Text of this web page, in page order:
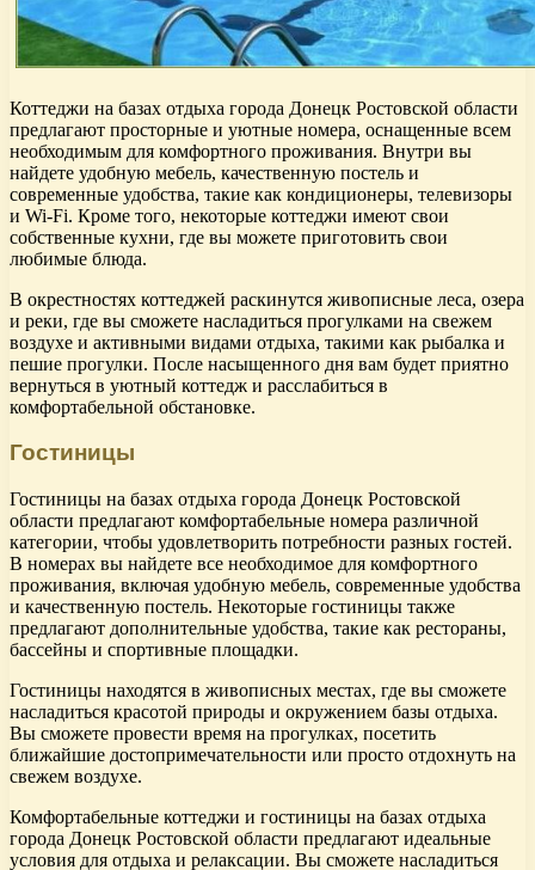
Коттеджи на базах отдыха города Донецк Ростовской области
предлагают просторные и уютные номера, оснащенные всем
необходимым для комфортного проживания. Внутри вы
найдете удобную мебель, качественную постель и
современные удобства, такие как кондиционеры, телевизоры
и Wi-Fi. Кроме того, некоторые коттеджи имеют свои
собственные кухни, где вы можете приготовить свои
любимые блюда.
В окрестностях коттеджей раскинутся живописные леса, озера
и реки, где вы сможете насладиться прогулками на свежем
воздухе и активными видами отдыха, такими как рыбалка и
пешие прогулки. После насыщенного дня вам будет приятно
вернуться в уютный коттедж и расслабиться в
комфортабельной обстановке.
Гостиницы
Гостиницы на базах отдыха города Донецк Ростовской
области предлагают комфортабельные номера различной
категории, чтобы удовлетворить потребности разных гостей.
В номерах вы найдете все необходимое для комфортного
проживания, включая удобную мебель, современные удобства
и качественную постель. Некоторые гостиницы также
предлагают дополнительные удобства, такие как рестораны,
бассейны и спортивные площадки.
Гостиницы находятся в живописных местах, где вы сможете
насладиться красотой природы и окружением базы отдыха.
Вы сможете провести время на прогулках, посетить
ближайшие достопримечательности или просто отдохнуть на
свежем воздухе.
Комфортабельные коттеджи и гостиницы на базах отдыха
города Донецк Ростовской области предлагают идеальные
условия для отдыха и релаксации. Вы сможете насладиться